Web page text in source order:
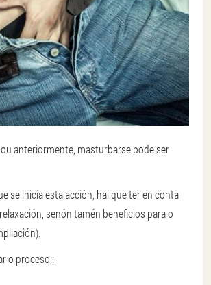
anteriormente, masturbarse pode ser
se inicia esta acción, hai que ter en conta
senón tamén beneficios para o
o proceso::